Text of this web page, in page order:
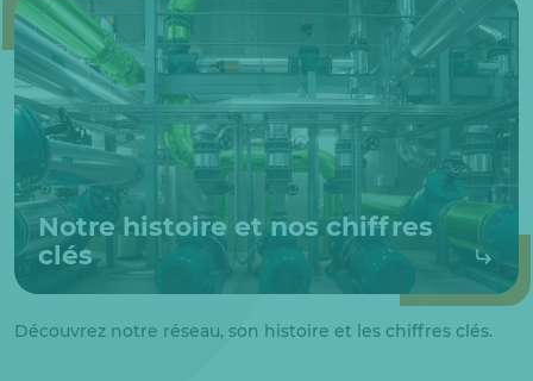
Notre histoire et nos chiffres
clés
Découvrez notre réseau, son histoire et les chiffres clés.